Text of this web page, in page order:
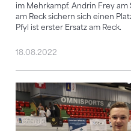
im Mehrkampf. Andrin Frey
am Reck sichern sich einen
Pfyl ist erster Ersatz am Reck.
18.08.2022
Kunstturn-Krone bleibt